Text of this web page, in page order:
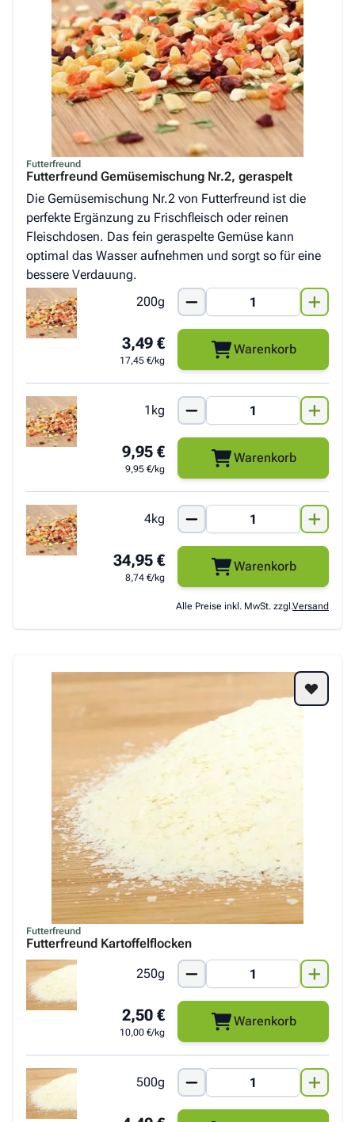
Futterfreund
Futterfreund Gemüsemischung Nr.2, geraspelt
Die Gemüsemischung Nr.2 von Futterfreund ist die
perfekte Ergänzung zu Frischfleisch oder reinen
Fleischdosen. Das fein geraspelte Gemüse kann
optimal das Wasser aufnehmen und sorgt so für eine
bessere Verdauung.
200g
3,49 €
17,45 €/kg
Warenkorb
1kg
9,95 €
9,95 €/kg
Warenkorb
4kg
34,95 €
8,74 €/kg
Warenkorb
Alle Preise inkl. MwSt. zzgl.Versand
Futterfreund
Futterfreund Kartoffelflocken
250g
2,50 €
10,00 €/kg
Warenkorb
500g